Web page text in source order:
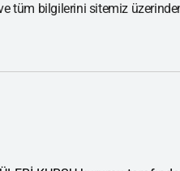
tüm bilgilerini sitemiz